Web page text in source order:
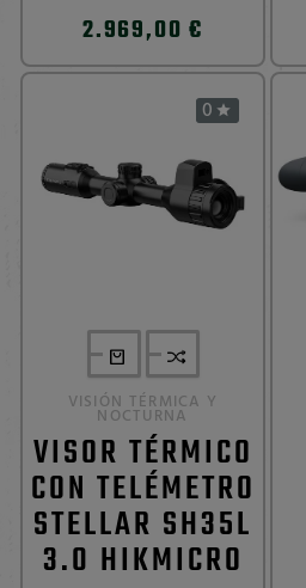
2.969,00 €
0 
VISIÓN TÉRMICA Y
NOCTURNA
VISOR TÉRMICO
CON TELÉMETRO
STELLAR SH35L
3.0 HIKMICRO